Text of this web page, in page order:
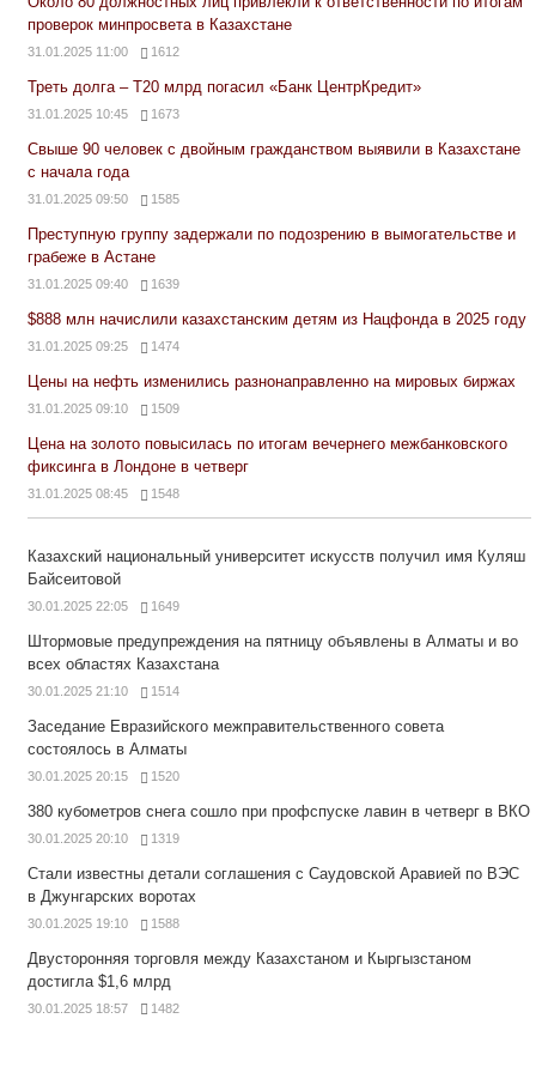
проверок минпросвета в Казахстане
31.01.2025 11:00 1612
Треть долга – Т20 млрд погасил «Банк ЦентрКредит»
31.01.2025 10:45 1673
Свыше 90 человек с двойным гражданством выявили в Казахстане
с начала года
31.01.2025 09:50 1585
Преступную группу задержали по подозрению в вымогательстве и
грабеже в Астане
31.01.2025 09:40 1639
$888 млн начислили казахстанским детям из Нацфонда в 2025 году
31.01.2025 09:25 1474
Цены на нефть изменились разнонаправленно на мировых биржах
31.01.2025 09:10 1509
Цена на золото повысилась по итогам вечернего межбанковского
фиксинга в Лондоне в четверг
31.01.2025 08:45 1548
Казахский национальный университет искусств получил имя Куляш
Байсеитовой
30.01.2025 22:05 1649
Штормовые предупреждения на пятницу объявлены в Алматы и во
всех областях Казахстана
30.01.2025 21:10 1514
Заседание Евразийского межправительственного совета
состоялось в Алматы
30.01.2025 20:15 1520
380 кубометров снега сошло при профспуске лавин в четверг в ВКО
30.01.2025 20:10 1319
Стали известны детали соглашения с Саудовской Аравией по ВЭС
в Джунгарских воротах
30.01.2025 19:10 1588
Двусторонняя торговля между Казахстаном и Кыргызстаном
достигла $1,6 млрд
30.01.2025 18:57 1482